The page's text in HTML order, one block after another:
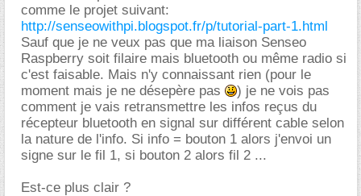
comme le projet suivant:
http://senseowithpi.blogspot.fr/p/tutorial-part-1.html
Sauf que je ne veux pas que ma liaison Senseo
Raspberry soit filaire mais bluetooth ou même radio si
c'est faisable. Mais n'y connaissant rien (pour le
moment mais je ne désepère pas
) je ne vois pas
comment je vais retransmettre les infos reçus du
récepteur bluetooth en signal sur différent cable selon
la nature de l'info. Si info = bouton 1 alors j'envoi un
signe sur le fil 1, si bouton 2 alors fil 2 ...
Est-ce plus clair ?